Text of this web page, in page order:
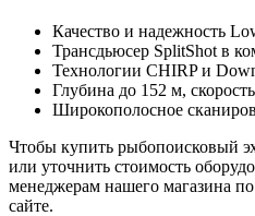
Качество и надежность
Трансдьюсер SplitShot в
Технологии CHIRP и
Глубина до 152 м,
Широкополосное
Чтобы купить рыбопоисковый
или уточнить стоимость
менеджерам нашего магазина
сайте.